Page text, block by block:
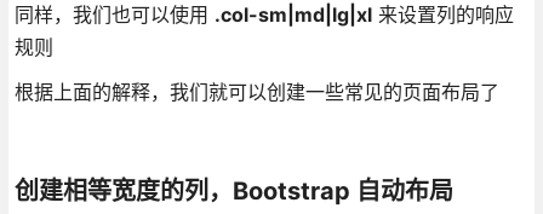
同样，我们也可以使用 .col-sm|md|lg|xl来设置列的响应
规则
根据上面的解释，我们就可以创建一些常见的页面布局了
创建相等宽度的列，Bootstrap 自动布局